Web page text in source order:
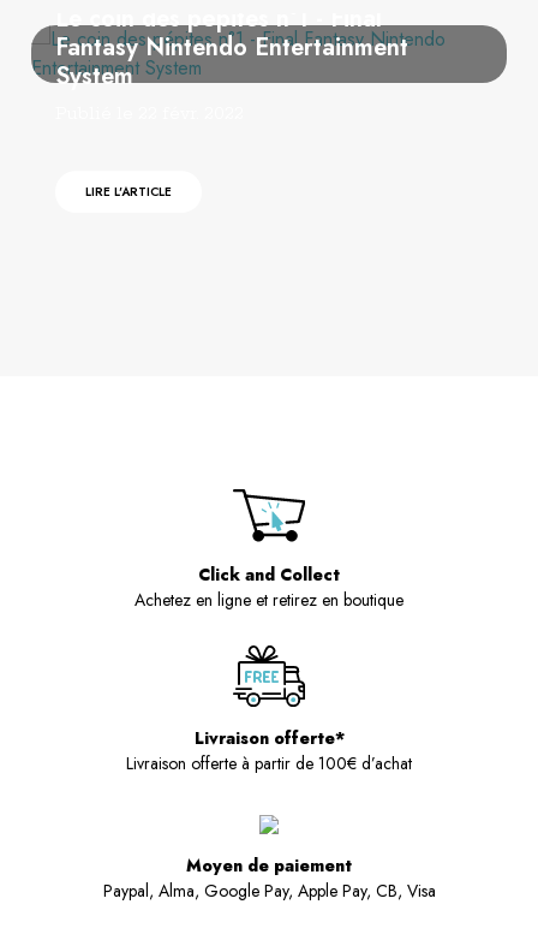
Le coin des pépites n°1 - Final
Fantasy Nintendo Entertainment
System
LIRE L'ARTICLE
Click and Collect
Achetez en ligne et retirez en boutique
Livraison offerte*
Livraison offerte à partir de 100€ d’achat
Moyen de paiement
Paypal, Alma, Google Pay, Apple Pay, CB, Visa